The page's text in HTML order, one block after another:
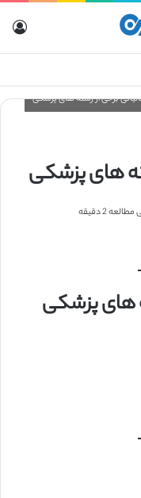
های پزشکی
2 دقیقه
های پزشکی